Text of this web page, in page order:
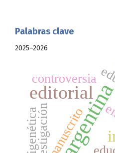
Palabras clave
2025–2026
editorial
manuscrito
investigación
controversia
epigenética